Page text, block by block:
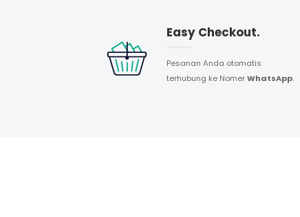
Easy Checkout.
Pesanan Anda otomatis
terhubung ke NomerWhatsApp.